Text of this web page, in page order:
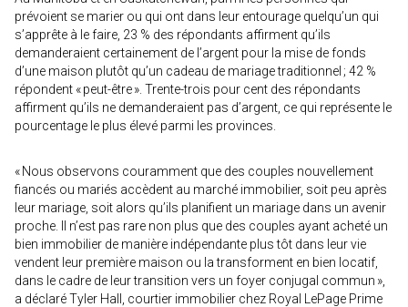
prévoient se marier ou qui ont dans leur entourage quelqu’un qui
s’apprête à le faire, 23 % des répondants affirment qu’ils
demanderaient certainement de l’argent pour la mise de fonds
d’une maison plutôt qu’un cadeau de mariage traditionnel ; 42 %
répondent « peut-être ». Trente-trois pour cent des répondants
affirment qu’ils ne demanderaient pas d’argent, ce qui représente le
pourcentage le plus élevé parmi les provinces.
« Nous observons couramment que des couples nouvellement
fiancés ou mariés accèdent au marché immobilier, soit peu après
leur mariage, soit alors qu’ils planifient un mariage dans un avenir
proche. Il n’est pas rare non plus que des couples ayant acheté un
bien immobilier de manière indépendante plus tôt dans leur vie
vendent leur première maison ou la transforment en bien locatif,
dans le cadre de leur transition vers un foyer conjugal commun »,
a déclaré Tyler Hall, courtier immobilier chez Royal LePage Prime